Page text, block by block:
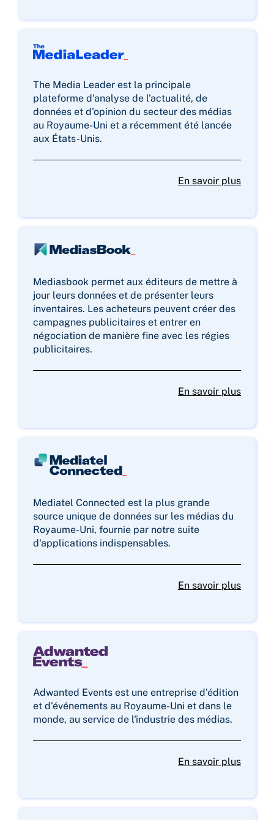
The Media Leader est la principale
plateforme d'analyse de l'actualité, de
données et d'opinion du secteur des médias
au Royaume-Uni et a récemment été lancée
aux États-Unis.
En savoir plus
Mediasbook permet aux éditeurs de mettre à
jour leurs données et de présenter leurs
inventaires. Les acheteurs peuvent créer des
campagnes publicitaires et entrer en
négociation de manière fine avec les régies
publicitaires.
En savoir plus
Mediatel Connected est la plus grande
source unique de données sur les médias du
Royaume-Uni, fournie par notre suite
d'applications indispensables.
En savoir plus
Adwanted Events est une entreprise d'édition
et d'événements au Royaume-Uni et dans le
monde, au service de l'industrie des médias.
En savoir plus